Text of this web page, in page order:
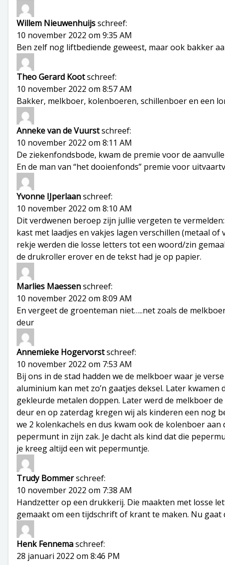
Willem Nieuwenhuijsschreef:
10 november 2022 om 9:35 AM
Ben zelf nog liftbediende geweest, maar ook bakker
Theo Gerard Kootschreef:
10 november 2022 om 8:57 AM
Bakker, melkboer, kolenboeren, schillenboer en een
Anneke van de Vuurstschreef:
10 november 2022 om 8:11 AM
De ziekenfondsbode, kwam de premie voor de
En de man van “het dooienfonds” premie voor
Yvonne IJperlaanschreef:
10 november 2022 om 8:10 AM
Dit verdwenen beroep zijn jullie vergeten te
kast met laadjes en vakjes lagen verschillen (metaal
rekje werden die losse letters tot een woord/zin
de drukroller erover en de tekst had je op papier.
Marlies Maessenschreef:
10 november 2022 om 8:09 AM
En vergeet de groenteman niet…..net zoals de
deur
Annemieke Hogervorstschreef:
10 november 2022 om 7:53 AM
Bij ons in de stad hadden we de melkboer waar je
aluminium kan met zo’n gaatjes deksel. Later
gekleurde metalen doppen. Later werd de melkboer
deur en op zaterdag kregen wij als kinderen een nog
we 2 kolenkachels en dus kwam ook de kolenboer
pepermunt in zijn zak. Je dacht als kind dat die
je kreeg altijd een wit pepermuntje.
Trudy Bommerschreef:
10 november 2022 om 7:38 AM
Handzetter op een drukkerij. Die maakten met losse
gemaakt om een tijdschrift of krant te maken. Nu gaat
Henk Fennemaschreef:
28 januari 2022 om 8:46 PM